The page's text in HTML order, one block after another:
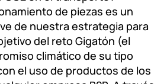
de piezas es un
de nuestra estrategia para
del reto Gigatón (el
climático de su tipo
el uso de productos de los